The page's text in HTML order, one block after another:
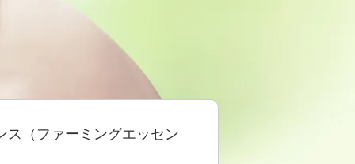
ス（ファーミングエッセン